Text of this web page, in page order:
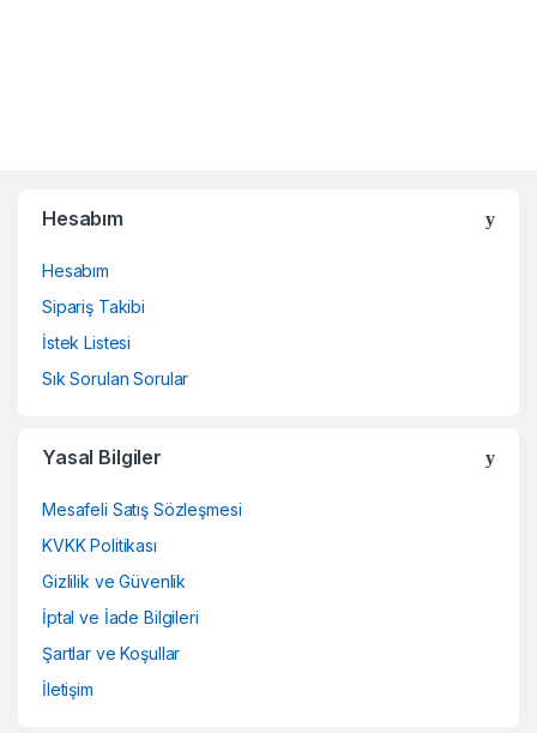
Hesabım
Hesabım
Sipariş Takibi
İstek Listesi
Sık Sorulan Sorular
Yasal Bilgiler
Mesafeli Satış Sözleşmesi
KVKK Politikası
Gizlilik ve Güvenlik
İptal ve İade Bilgileri
Şartlar ve Koşullar
İletişim